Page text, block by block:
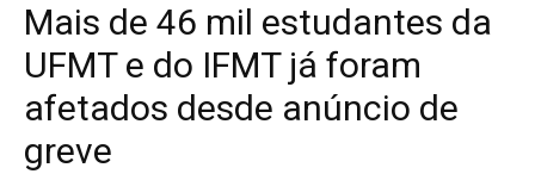
Mais de 46 mil estudantes da
UFMT e do IFMT já foram
afetados desde anúncio de
greve